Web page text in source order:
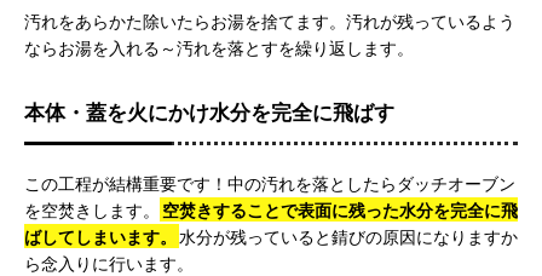
汚れをあらかた除いたらお湯を捨てます。汚れが残っているよう
ならお湯を入れる～汚れを落とすを繰り返します。
本体・蓋を火にかけ水分を完全に飛ばす
この工程が結構重要です！中の汚れを落としたらダッチオーブン
を空焚きします。
空焚きすることで表面に残った水分を完全に飛
ばしてしまいます。 水分が残っていると錆びの原因になりますか
ら念入りに行います。